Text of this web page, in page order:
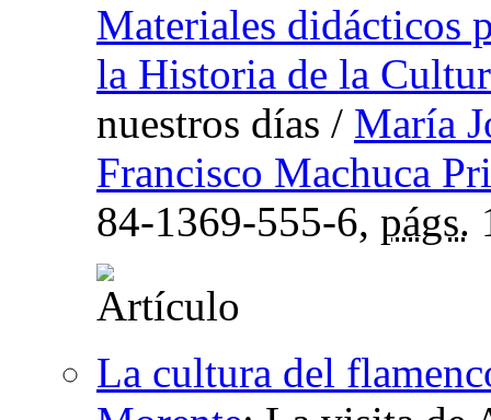
Materiales didácticos
la Historia de la
nuestros días / María
Francisco Machuca
84-1369-555-6, págs.
La cultura del